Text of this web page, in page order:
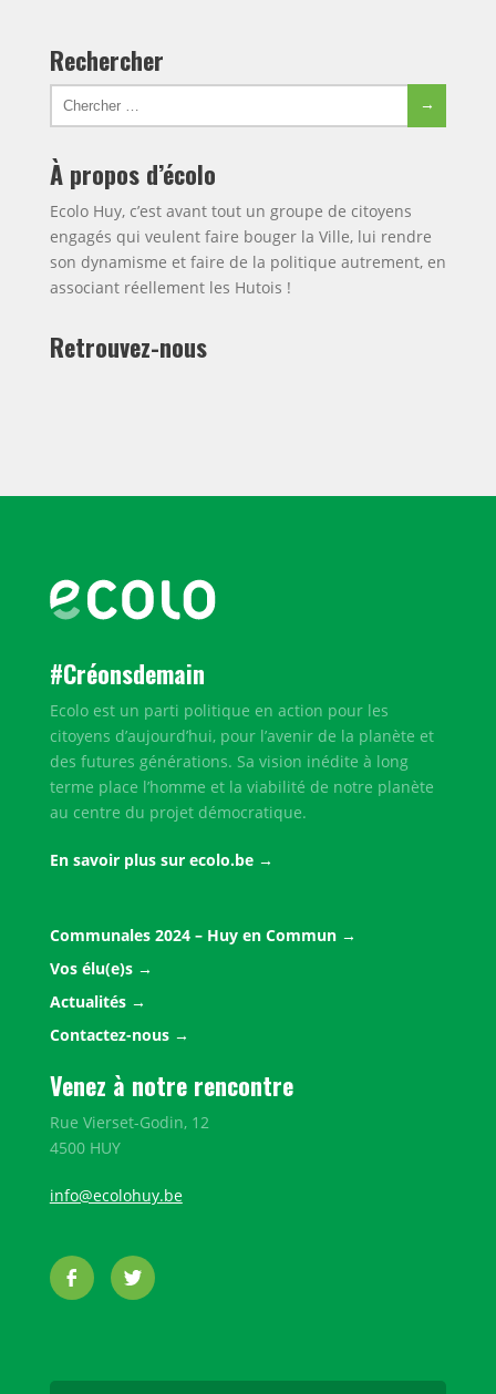
Rechercher
Chercher
pour:
Chercher
À propos d’écolo
Ecolo Huy, c’est avant tout un groupe de citoyens
engagés qui veulent faire bouger la Ville, lui rendre
son dynamisme et faire de la politique autrement, en
associant réellement les Hutois !
Retrouvez-nous
#Créonsdemain
Ecolo est un parti politique en action pour les
citoyens d’aujourd’hui, pour l’avenir de la planète et
des futures générations. Sa vision inédite à long
terme place l’homme et la viabilité de notre planète
au centre du projet démocratique.
En savoir plus sur ecolo.be
Communales 2024 – Huy en Commun
Vos élu(e)s
Actualités
Contactez-nous
Venez à notre rencontre
Rue Vierset-Godin, 12
4500 HUY
info@ecolohuy.be
FacebookTwitter